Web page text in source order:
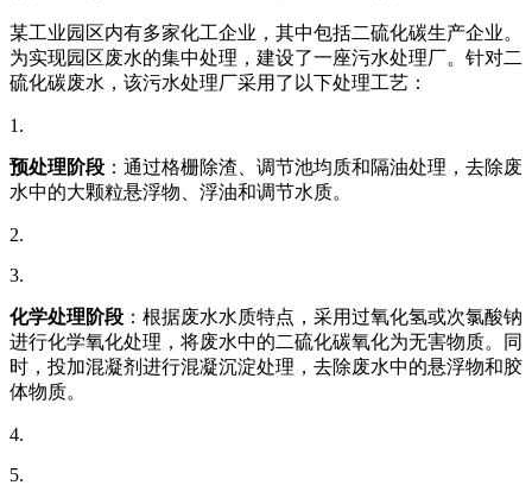
某工业园区内有多家化工企业，其中包括二硫化碳生产企业。
为实现园区废水的集中处理，建设了一座污水处理厂。针对二
硫化碳废水，该污水处理厂采用了以下处理工艺：
1.
预处理阶段 ：通过格栅除渣、调节池均质和隔油处理，去除废
水中的大颗粒悬浮物、浮油和调节水质。
2.
3.
化学处理阶段 ：根据废水水质特点，采用过氧化氢或次氯酸钠
进行化学氧化处理，将废水中的二硫化碳氧化为无害物质。同
时，投加混凝剂进行混凝沉淀处理，去除废水中的悬浮物和胶
体物质。
4.
5.